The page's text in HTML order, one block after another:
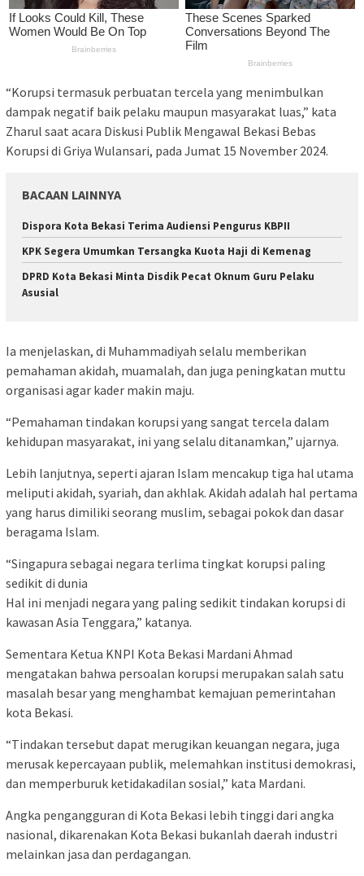
“Korupsi termasuk perbuatan tercela yang menimbulkan
dampak negatif baik pelaku maupun masyarakat luas,” kata
Zharul saat acara Diskusi Publik Mengawal Bekasi Bebas
Korupsi di Griya Wulansari, pada Jumat 15 November 2024.
BACAAN LAINNYA
Dispora Kota Bekasi Terima Audiensi Pengurus KBPII
KPK Segera Umumkan Tersangka Kuota Haji di Kemenag
DPRD Kota Bekasi Minta Disdik Pecat Oknum Guru Pelaku
Asusial
Ia menjelaskan, di Muhammadiyah selalu memberikan
pemahaman akidah, muamalah, dan juga peningkatan muttu
organisasi agar kader makin maju.
“Pemahaman tindakan korupsi yang sangat tercela dalam
kehidupan masyarakat, ini yang selalu ditanamkan,” ujarnya.
Lebih lanjutnya, seperti ajaran Islam mencakup tiga hal utama
meliputi akidah, syariah, dan akhlak. Akidah adalah hal pertama
yang harus dimiliki seorang muslim, sebagai pokok dan dasar
beragama Islam.
“Singapura sebagai negara terlima tingkat korupsi paling
sedikit di dunia
Hal ini menjadi negara yang paling sedikit tindakan korupsi di
kawasan Asia Tenggara,” katanya.
Sementara Ketua KNPI Kota Bekasi Mardani Ahmad
mengatakan bahwa persoalan korupsi merupakan salah satu
masalah besar yang menghambat kemajuan pemerintahan
kota Bekasi.
“Tindakan tersebut dapat merugikan keuangan negara, juga
merusak kepercayaan publik, melemahkan institusi demokrasi,
dan memperburuk ketidakadilan sosial,” kata Mardani.
Angka pengangguran di Kota Bekasi lebih tinggi dari angka
nasional, dikarenakan Kota Bekasi bukanlah daerah industri
melainkan jasa dan perdagangan.